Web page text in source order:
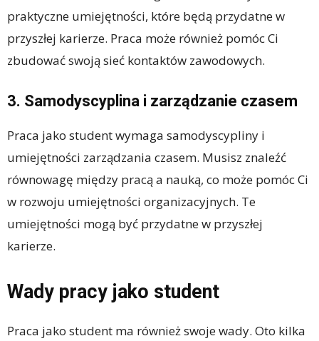
praktyczne umiejętności, które będą przydatne w
przyszłej karierze. Praca może również pomóc Ci
zbudować swoją sieć kontaktów zawodowych.
3. Samodyscyplina i zarządzanie czasem
Praca jako student wymaga samodyscypliny i
umiejętności zarządzania czasem. Musisz znaleźć
równowagę między pracą a nauką, co może pomóc Ci
w rozwoju umiejętności organizacyjnych. Te
umiejętności mogą być przydatne w przyszłej
karierze.
Wady pracy jako student
Praca jako student ma również swoje wady. Oto kilka